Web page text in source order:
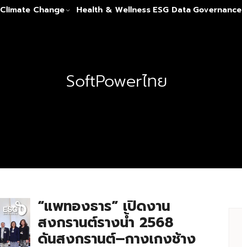
Climate Change Health & Wellness ESG Data Governance
SoftPowerไทย
“แพทองธาร” เปิดงาน
สงกรานต์รางน้ำ 2568
ดันสงกรานต์–กางเกงช้าง